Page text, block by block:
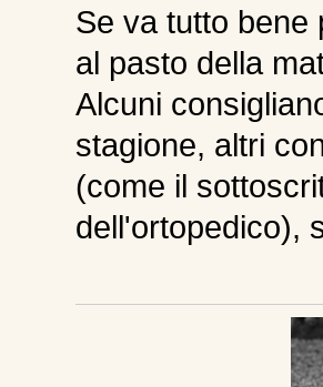
Se va tutto bene
al pasto della
Alcuni
stagione, altri
(come il
dell'ortopedico),